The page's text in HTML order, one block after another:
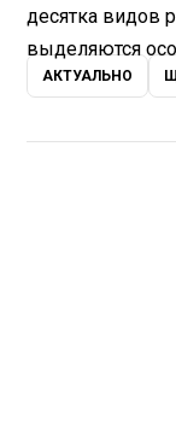
десятка видов
выделяются
АКТУАЛЬНО